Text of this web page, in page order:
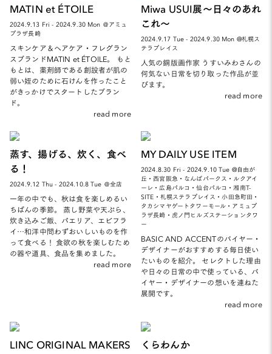
MATIN et ÉTOILE
2024.9.13 Fri - 2024.9.30 Mon ＠アミュ
プラザ長崎
スキンケア＆ヘアケア・フレグラン
スブランドMATIN et ÉTOILE。 もと
もとは、薬剤師である創設者が肌の
弱い姪のために石けんを作ったこと
がきっかけでスタートしたブラン
ド。
read more
Miwa USUI展～日々のあれ
これ～
2024.9.17 Tue - 2024.9.30 Mon @札幌ス
テラプレイス
人気の銅版画作家 うすいみわさんの
何気ない日常を切り取った作品が並
びます。
read more
蒸す、揚げる、炊く、食べ
る！
2024.9.12 Thu - 2024.10.8 Tue ＠全店
一年の中でも、秋は食を楽しめるい
ちばんの季節。 蒸し野菜や天ぷら、
炊き込みご飯、パエリア、エビフラ
イ…和洋中問わずおいしいものを作
って食べる！ 食欲の秋を楽しむため
の器や道具、食品を集めました。
read more
MY DAILY USE ITEM
2024.8.30 Fri - 2024.9.10 Tue @自由が
丘・西宮阪急・なんばパークス・ルクアイ
ーレ・広島パルコ・仙台パルコ・湘南T-
SITE・札幌ステラプレイス・小田急町田・
タカシマヤゲートタワーモール・アミュプ
ラザ長崎・虎ノ門ヒルズステーションタワ
ー
BASIC AND ACCENTのバイヤー・
デザイナーがおすすめする毎日使い
たいものを紹介。 セレクトした理由
や日々の日常の中で使っている、バ
イヤー・デザイナーの想いを連ねた
展開です。
read more
LINC ORIGINAL MAKERS くらわんか